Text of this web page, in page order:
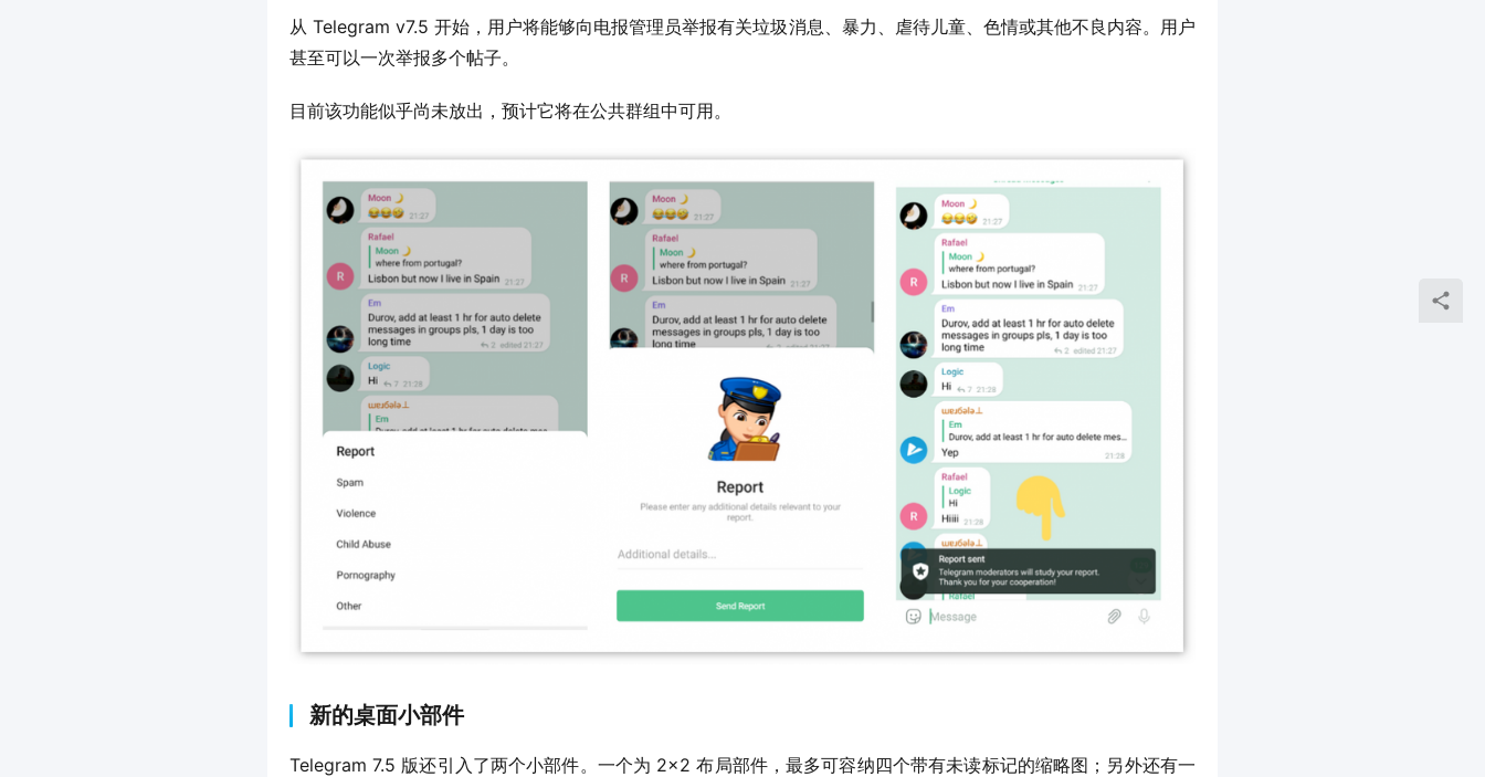
从 Telegram v7.5 开始，用户将能够向电报管理员举报有关垃圾消息、暴力、虐待儿童、色情或其他不良内容。用户
甚至可以一次举报多个帖子。
目前该功能似乎尚未放出，预计它将在公共群组中可用。
新的桌面小部件
Telegram 7.5 版还引入了两个小部件。一个为 2×2 布局部件，最多可容纳四个带有未读标记的缩略图；另外还有一